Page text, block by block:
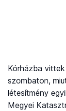
Kórházba
szombaton,
létesítmény
Megyei